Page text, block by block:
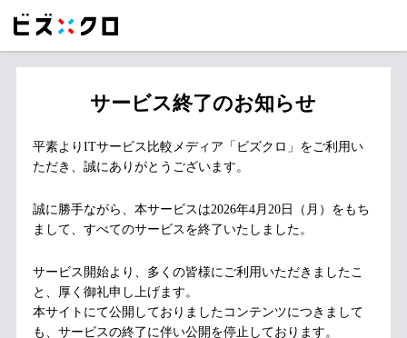
サービス終了のお知らせ
平素よりITサービス比較メディア「ビズクロ」をご利用い
ただき、誠にありがとうございます。
誠に勝手ながら、本サービスは2026年4月20日（月）をもち
まして、すべてのサービスを終了いたしました。
サービス開始より、多くの皆様にご利用いただきましたこ
と、厚く御礼申し上げます。
本サイトにて公開しておりましたコンテンツにつきまして
も、サービスの終了に伴い公開を停止しております。